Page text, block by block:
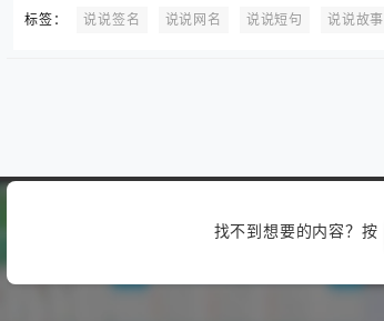
标签： 说说签名 说说网名 说说短句 说说故事
找不到想要的内容？按